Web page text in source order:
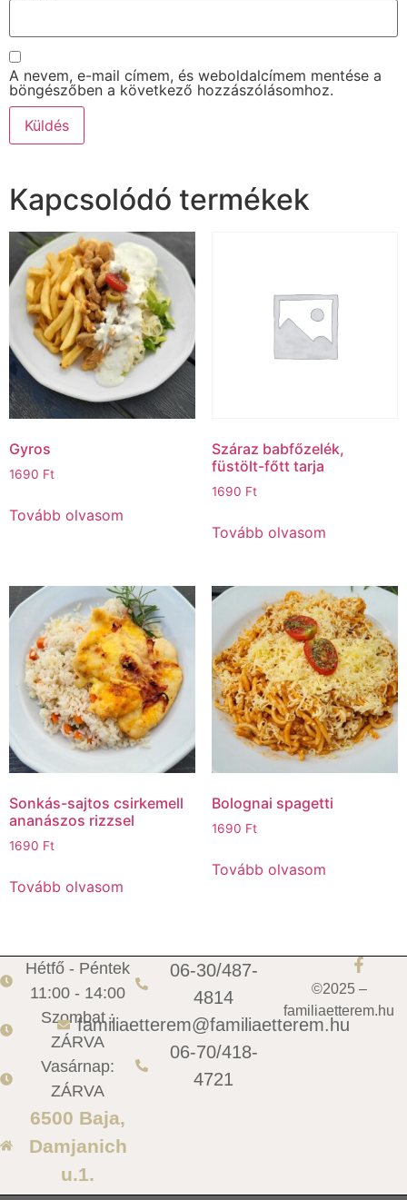
A nevem, e-mail címem, és weboldalcímem mentése a
böngészőben a következő hozzászólásomhoz.
Kapcsolódó termékek
Gyros
1690 Ft
Tovább olvasom
Száraz babfőzelék,
füstölt-főtt tarja
1690 Ft
Tovább olvasom
Sonkás-sajtos csirkemell
ananászos rizzsel
1690 Ft
Tovább olvasom
Bolognai spagetti
1690 Ft
Tovább olvasom
Hétfő - Péntek
11:00 - 14:00
Szombat :
ZÁRVA
Vasárnap:
ZÁRVA
6500 Baja,
Damjanich
u.1.
06-30/487-
4814
familiaetterem@familiaetterem.hu
06-70/418-
4721
©2025 –
familiaetterem.hu